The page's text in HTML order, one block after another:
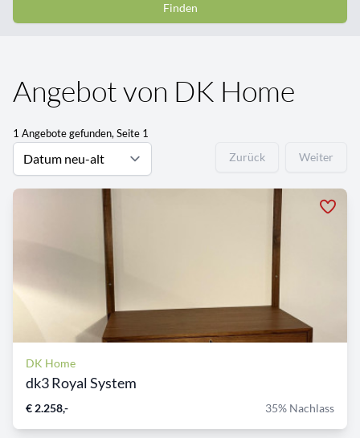
Finden
Angebot von DK Home
1 Angebote gefunden, Seite 1
Zurück Weiter
DK Home
dk3 Royal System
€ 2.258,- 35% Nachlass